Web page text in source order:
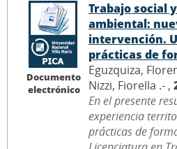
Documento
electrónico
Trabajo social
ambiental:
intervención.
prácticas de
Eguzquiza,
Nizzi, Fiorella .- ,
En el presente
experiencia
prácticas de